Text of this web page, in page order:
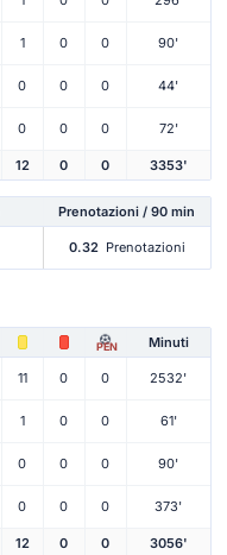
1 0 0 90'
0 0 0 44'
0 0 0 72'
12 0 0 3353'
Prenotazioni / 90 min
0.32 Prenotazioni
PEN Minuti
11 0 0 2532'
1 0 0 61'
0 0 0 90'
0 0 0 373'
12 0 0 3056'